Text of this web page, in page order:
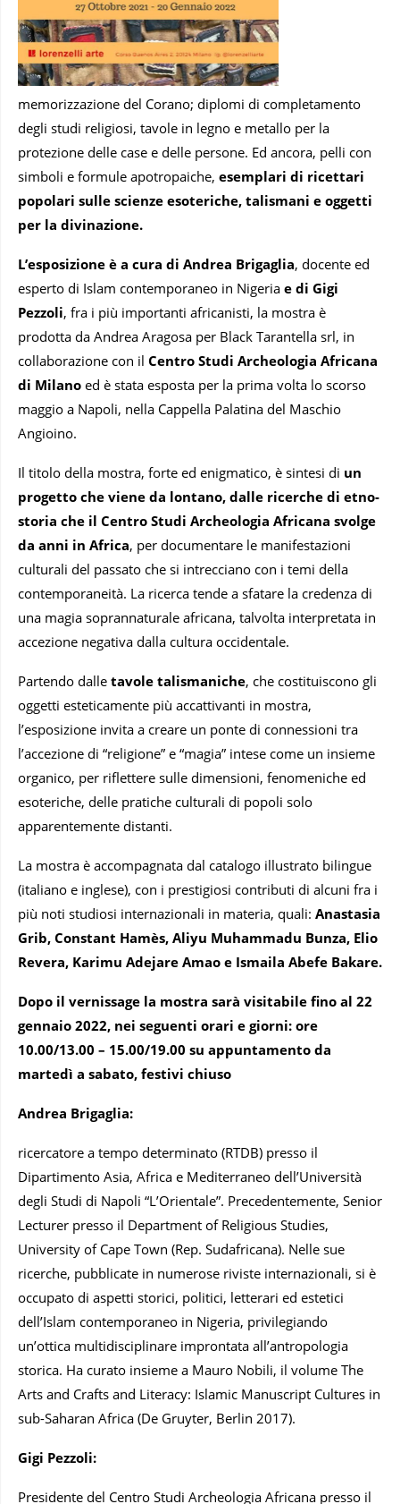
memorizzazione del Corano; diplomi di completamento
degli studi religiosi, tavole in legno e metallo per la
protezione delle case e delle persone. Ed ancora, pelli con
simboli e formule apotropaiche, esemplari di ricettari
popolari sulle scienze esoteriche, talismani e oggetti
per la divinazione.
L’esposizione è a cura di Andrea Brigaglia, docente ed
esperto di Islam contemporaneo in Nigeria e di Gigi
Pezzoli, fra i più importanti africanisti, la mostra è
prodotta da Andrea Aragosa per Black Tarantella srl, in
collaborazione con il Centro Studi Archeologia Africana
di Milano ed è stata esposta per la prima volta lo scorso
maggio a Napoli, nella Cappella Palatina del Maschio
Angioino.
Il titolo della mostra, forte ed enigmatico, è sintesi di un
progetto che viene da lontano, dalle ricerche di etno-
storia che il Centro Studi Archeologia Africana svolge
da anni in Africa, per documentare le manifestazioni
culturali del passato che si intrecciano con i temi della
contemporaneità. La ricerca tende a sfatare la credenza di
una magia soprannaturale africana, talvolta interpretata in
accezione negativa dalla cultura occidentale.
Partendo dalle tavole talismaniche, che costituiscono gli
oggetti esteticamente più accattivanti in mostra,
l’esposizione invita a creare un ponte di connessioni tra
l’accezione di “religione” e “magia” intese come un insieme
organico, per riflettere sulle dimensioni, fenomeniche ed
esoteriche, delle pratiche culturali di popoli solo
apparentemente distanti.
La mostra è accompagnata dal catalogo illustrato bilingue
(italiano e inglese), con i prestigiosi contributi di alcuni fra i
più noti studiosi internazionali in materia, quali: Anastasia
Grib, Constant Hamès, Aliyu Muhammadu Bunza, Elio
Revera, Karimu Adejare Amao e Ismaila Abefe Bakare.
Dopo il vernissage la mostra sarà visitabile fino al 22
gennaio 2022, nei seguenti orari e giorni: ore
10.00/13.00 – 15.00/19.00 su appuntamento da
martedì a sabato, festivi chiuso
Andrea Brigaglia:
ricercatore a tempo determinato (RTDB) presso il
Dipartimento Asia, Africa e Mediterraneo dell’Università
degli Studi di Napoli “L’Orientale”. Precedentemente, Senior
Lecturer presso il Department of Religious Studies,
University of Cape Town (Rep. Sudafricana). Nelle sue
ricerche, pubblicate in numerose riviste internazionali, si è
occupato di aspetti storici, politici, letterari ed estetici
dell’Islam contemporaneo in Nigeria, privilegiando
un’ottica multidisciplinare improntata all’antropologia
storica. Ha curato insieme a Mauro Nobili, il volume The
Arts and Crafts and Literacy: Islamic Manuscript Cultures in
sub-Saharan Africa (De Gruyter, Berlin 2017).
Gigi Pezzoli:
Presidente del Centro Studi Archeologia Africana presso il